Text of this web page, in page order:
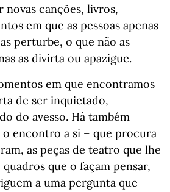
novas canções, livros,
em que as pessoas apenas
perturbe, o que não as
as divirta ou apazigue.
em que encontramos
de ser inquietado,
do avesso. Há também
encontro a si – que procura
as peças de teatro que lhe
que o façam pensar,
a uma pergunta que